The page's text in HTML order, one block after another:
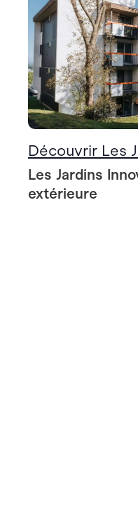
Découvrir Les
Les Jardins
extérieure